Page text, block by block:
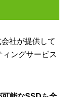
社が提供して
ィングサービス